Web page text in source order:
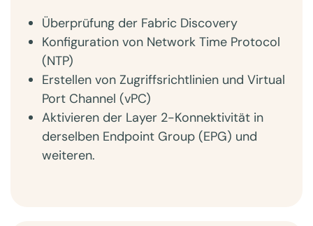
Überprüfung der Fabric Discovery
Konfiguration von Network Time Protocol
(NTP)
Erstellen von Zugriffsrichtlinien und Virtual
Port Channel (vPC)
Aktivieren der Layer 2-Konnektivität in
derselben Endpoint Group (EPG) und
weiteren.